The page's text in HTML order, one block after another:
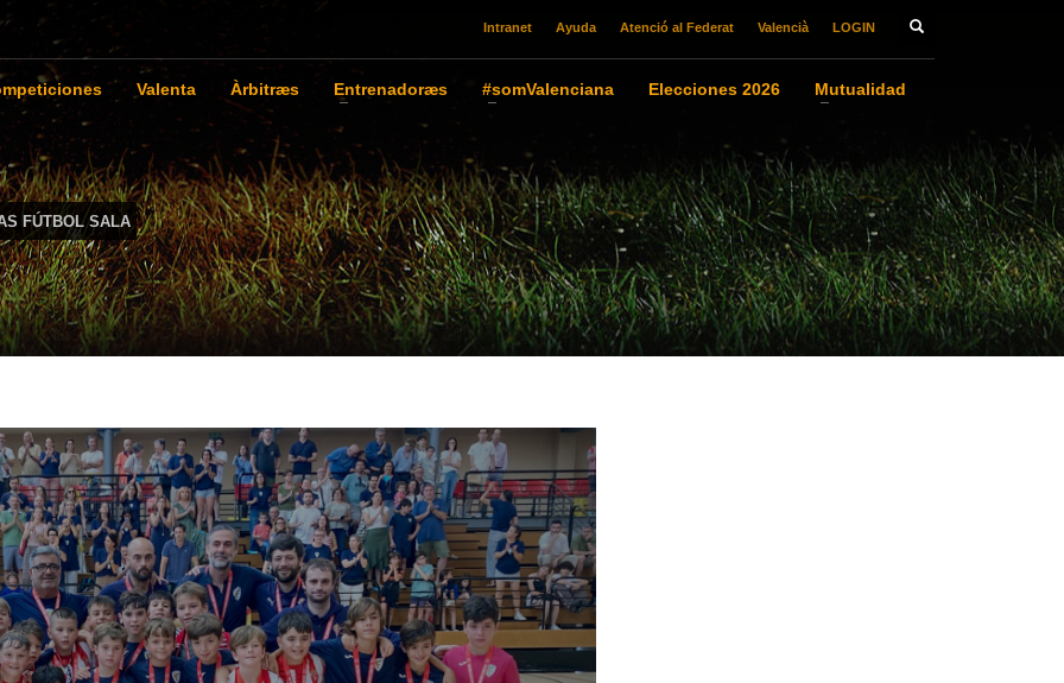
Intranet Ayuda Atenció al Federat Valencià LOGIN
Valenta Àrbitræs Entrenadoræs #somValenciana Elecciones 2026 Mutualidad
FÚTBOL SALA